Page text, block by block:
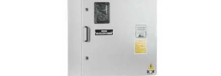
RAL serie 70 Tipo de cierre: Chapa
tipo buje de seguridad y perno
triangular o hexagonal Cuerpo de la
caja vertical u horizontal